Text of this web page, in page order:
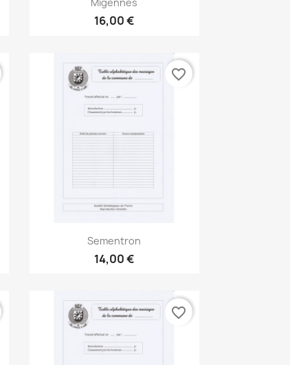
Migennes
16,00 €
Aperçu rapide
Sementron
14,00 €
favorite_border
favorite_border